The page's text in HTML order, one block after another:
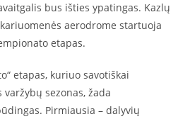
bus išties ypatingas. Kazlų
aerodrome startuoja
etapas.
etapas, kuriuo savotiškai
sezonas, žada
Pirmiausia – dalyvių